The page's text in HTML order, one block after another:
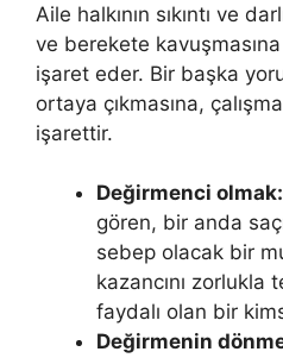
Aile halkının sıkıntı ve
ve be­rekete
işaret eder. Bir başka
ortaya çıkmasına,
işarettir.
Değirmenci olmak:
gören, bir anda
sebep olacak bir
kazancını zorlukla
faydalı olan bir
Değirmenin